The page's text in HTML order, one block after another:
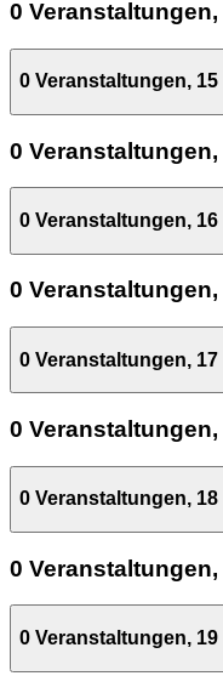
0 Veranstaltungen,
0 Veranstaltungen, 15
0 Veranstaltungen,
0 Veranstaltungen, 16
0 Veranstaltungen,
0 Veranstaltungen, 17
0 Veranstaltungen,
0 Veranstaltungen, 18
0 Veranstaltungen,
0 Veranstaltungen, 19